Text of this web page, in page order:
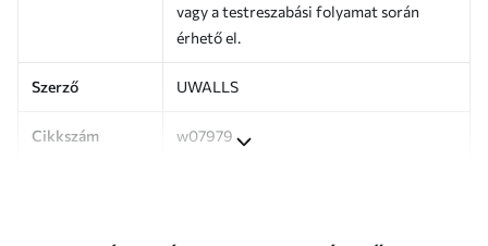
vagy a testreszabási folyamat során
érhető el.
Szerző UWALLS
Cikkszám w07979